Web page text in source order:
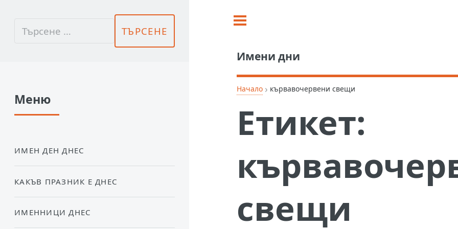
Имени дни
Начало › кървавочервени свещи
Етикет:
свещи
Меню
ИМЕН ДЕН ДНЕС
КАКЪВ ПРАЗНИК Е ДНЕС
ИМЕННИЦИ ДНЕС